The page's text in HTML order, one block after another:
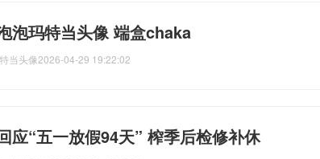
泡玛特当头像 端盒chaka
当头像2026-04-29 19:22:02
应“五一放假94天” 榨季后检修补休